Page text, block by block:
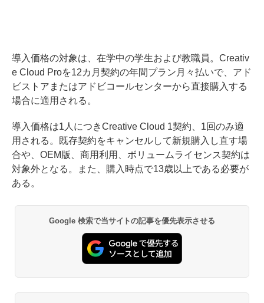
導入価格の対象は、在学中の学生および教職員。Creativ
e Cloud Proを12カ月契約の年間プラン月々払いで、アド
ビストアまたはアドビコールセンターから直接購入する
場合に適用される。
導入価格は1人につきCreative Cloud 1契約、1回のみ適
用される。既存契約をキャンセルして新規購入し直す場
合や、OEM版、商用利用、ボリュームライセンス契約は
対象外となる。また、購入時点で13歳以上である必要が
ある。
Google 検索で当サイトの記事を優先表示させる